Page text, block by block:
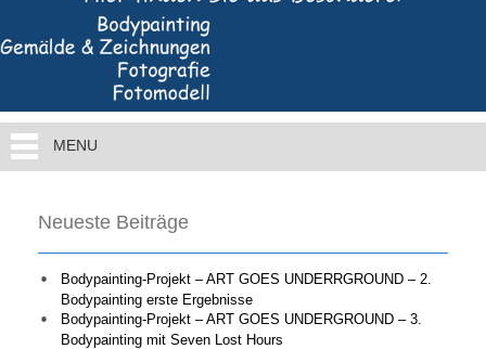
MENU
Neueste Beiträge
Bodypainting-Projekt – ART GOES UNDERRGROUND – 2.
Bodypainting erste Ergebnisse
Bodypainting-Projekt – ART GOES UNDERGROUND – 3.
Bodypainting mit Seven Lost Hours